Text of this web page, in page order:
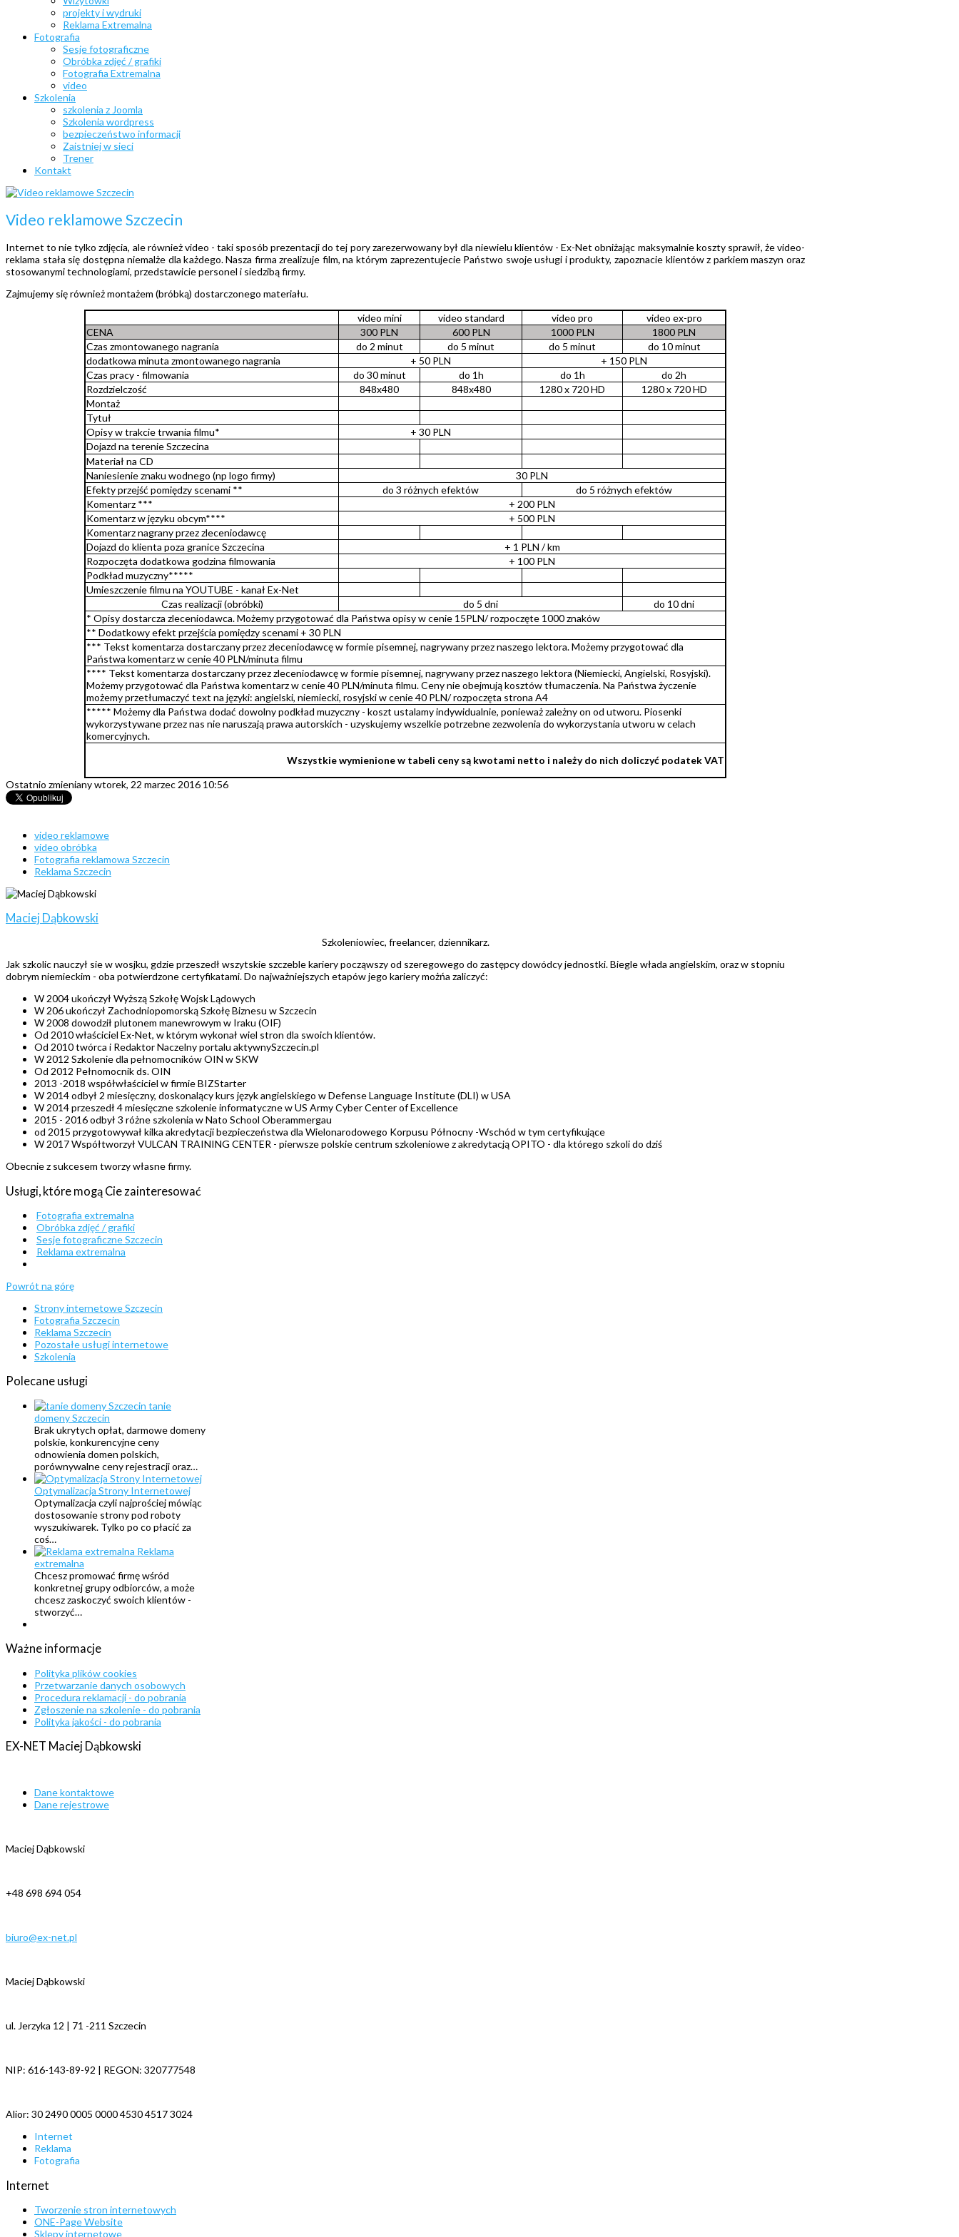
projekty i wydruki
Reklama Extremalna
Fotografia
Sesje fotograficzne
Obróbka zdjęć / grafiki
Fotografia Extremalna
video
Szkolenia
szkolenia z Joomla
Szkolenia wordpress
bezpieczeństwo informacji
Zaistniej w sieci
Trener
Kontakt
Video reklamowe Szczecin
Internet to nie tylko zdjęcia, ale również video - taki sposób prezentacji do tej pory zarezerwowany był dla niewielu klientów - Ex-Net obniżając maksymalnie koszty sprawił, że video-
reklama stała się dostępna niemalże dla każdego. Nasza firma zrealizuje film, na którym zaprezentujecie Państwo swoje usługi i produkty, zapoznacie klientów z parkiem maszyn oraz
stosowanymi technologiami, przedstawicie personel i siedzibą firmy.
Zajmujemy się również montażem (bróbką) dostarczonego materiału.
video mini
video standard video pro
video ex-pro
CENA
300 PLN 600 PLN 1000 PLN
1800 PLN
Czas zmontowanego nagrania
do 2 minut do 5 minut do 5 minut
do 10 minut
dodatkowa minuta zmontowanego nagrania
+ 50 PLN
+ 150 PLN
Czas pracy - filmowania
do 30 minut do 1h do 1h
do 2h
Rozdzielczość
848x480 848x480 1280 x 720 HD
1280 x 720 HD
Montaż
Tytuł
Opisy w trakcie trwania filmu*
+ 30 PLN
Dojazd na terenie Szczecina
Materiał na CD
Naniesienie znaku wodnego (np logo firmy)
30 PLN
Efekty przejść pomiędzy scenami **
do 3 różnych efektów
do 5 różnych efektów
Komentarz ***
+ 200 PLN
Komentarz w języku obcym****
+ 500 PLN
Komentarz nagrany przez zleceniodawcę
Dojazd do klienta poza granice Szczecina
+ 1 PLN / km
Rozpoczęta dodatkowa godzina filmowania
+ 100 PLN
Podkład muzyczny*****
Umieszczenie filmu na YOUTUBE - kanał Ex-Net
Czas realizacji (obróbki)
do 5 dni
do 10 dni
* Opisy dostarcza zleceniodawca. Możemy przygotować dla Państwa opisy w cenie 15PLN/ rozpoczęte 1000 znaków
** Dodatkowy efekt przejścia pomiędzy scenami + 30 PLN
*** Tekst komentarza dostarczany przez zleceniodawcę w formie pisemnej, nagrywany przez naszego lektora. Możemy przygotować dla
Państwa komentarz w cenie 40 PLN/minuta filmu
**** Tekst komentarza dostarczany przez zleceniodawcę w formie pisemnej, nagrywany przez naszego lektora (Niemiecki, Angielski, Rosyjski).
Możemy przygotować dla Państwa komentarz w cenie 40 PLN/minuta filmu. Ceny nie obejmują kosztów tłumaczenia. Na Państwa życzenie
możemy przetłumaczyć text na języki: angielski, niemiecki, rosyjski w cenie 40 PLN/ rozpoczęta strona A4
***** Możemy dla Państwa dodać dowolny podkład muzyczny - koszt ustalamy indywidualnie, ponieważ zależny on od utworu. Piosenki
wykorzystywane przez nas nie naruszają prawa autorskich - uzyskujemy wszelkie potrzebne zezwolenia do wykorzystania utworu w celach
komercyjnych.
Wszystkie wymienione w tabeli ceny są kwotami netto i należy do nich doliczyć podatek VAT
Ostatnio zmieniany wtorek, 22 marzec 2016 10:56
video reklamowe
video obróbka
Fotografia reklamowa Szczecin
Reklama Szczecin
Maciej Dąbkowski
Szkoleniowiec, freelancer, dziennikarz.
Jak szkolic nauczył sie w wosjku, gdzie przeszedł wszytskie szczeble kariery począwszy od szeregowego do zastępcy dowódcy jednostki. Biegle włada angielskim, oraz w stopniu
dobrym niemieckim - oba potwierdzone certyfikatami. Do najważniejszych etapów jego kariery możńa zaliczyć:
W 2004 ukończył Wyższą Szkołę Wojsk Lądowych
W 206 ukończył Zachodniopomorską Szkołę Biznesu w Szczecin
W 2008 dowodził plutonem manewrowym w Iraku (OIF)
Od 2010 właściciel Ex-Net, w którym wykonał wiel stron dla swoich klientów.
Od 2010 twórca i Redaktor Naczelny portalu aktywnySzczecin.pl
W 2012 Szkolenie dla pełnomocników OIN w SKW
Od 2012 Pełnomocnik ds. OIN
2013 -2018 współwłaściciel w firmie BIZStarter
W 2014 odbył 2 miesięczny, doskonalący kurs język angielskiego w Defense Language Institute (DLI) w USA
W 2014 przeszedł 4 miesięczne szkolenie informatyczne w US Army Cyber Center of Excellence
2015 - 2016 odbył 3 różne szkolenia w Nato School Oberammergau
od 2015 przygotowywał kilka akredytacji bezpieczeństwa dla Wielonarodowego Korpusu Północny -Wschód w tym certyfikujące
W 2017 Współtworzył VULCAN TRAINING CENTER - pierwsze polskie centrum szkoleniowe z akredytacją OPITO - dla którego szkoli do dziś
Obecnie z sukcesem tworzy własne firmy.
Usługi, które mogą Cie zainteresować
Fotografia extremalna
Obróbka zdjęć / grafiki
Sesje fotograficzne Szczecin
Reklama extremalna
Powrót na górę
Strony internetowe Szczecin
Fotografia Szczecin
Reklama Szczecin
Pozostałe usługi internetowe
Szkolenia
Polecane usługi
tanie
domeny Szczecin
Brak ukrytych opłat, darmowe domeny
polskie, konkurencyjne ceny
odnowienia domen polskich,
porównywalne ceny rejestracji oraz…
Optymalizacja Strony Internetowej
Optymalizacja czyli najprościej mówiąc
dostosowanie strony pod roboty
wyszukiwarek. Tylko po co płacić za
coś…
Reklama
extremalna
Chcesz promować firmę wśród
konkretnej grupy odbiorców, a może
chcesz zaskoczyć swoich klientów -
stworzyć…
Ważne informacje
Polityka plików cookies
Przetwarzanie danych osobowych
Procedura reklamacji - do pobrania
Zgłoszenie na szkolenie - do pobrania
Polityka jakości - do pobrania
EX-NET Maciej Dąbkowski
Dane kontaktowe
Dane rejestrowe
Maciej Dąbkowski
+48 698 694 054
biuro@ex-net.pl
Maciej Dąbkowski
ul. Jerzyka 12 | 71 -211 Szczecin
NIP: 616-143-89-92 | REGON: 320777548
Alior: 30 2490 0005 0000 4530 4517 3024
Internet
Reklama
Fotografia
Internet
Tworzenie stron internetowych
ONE-Page Website
Sklepy internetowe